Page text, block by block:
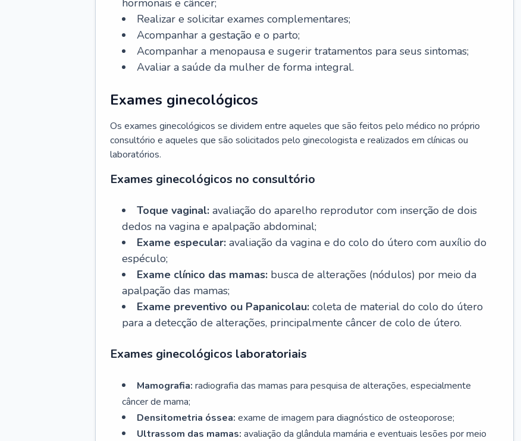
hormonais e câncer;
Realizar e solicitar exames complementares;
Acompanhar a gestação e o parto;
Acompanhar a menopausa e sugerir tratamentos para seus sintomas;
Avaliar a saúde da mulher de forma integral.
Exames ginecológicos
Os exames ginecológicos se dividem entre aqueles que são feitos pelo médico no próprio
consultório e aqueles que são solicitados pelo ginecologista e realizados em clínicas ou
laboratórios.
Exames ginecológicos no consultório
Toque vaginal: avaliação do aparelho reprodutor com inserção de dois
dedos na vagina e apalpação abdominal;
Exame especular: avaliação da vagina e do colo do útero com auxílio do
espéculo;
Exame clínico das mamas: busca de alterações (nódulos) por meio da
apalpação das mamas;
Exame preventivo ou Papanicolau: coleta de material do colo do útero
para a detecção de alterações, principalmente câncer de colo de útero.
Exames ginecológicos laboratoriais
Mamografia: radiografia das mamas para pesquisa de alterações, especialmente
câncer de mama;
Densitometria óssea: exame de imagem para diagnóstico de osteoporose;
Ultrassom das mamas: avaliação da glândula mamária e eventuais lesões por meio